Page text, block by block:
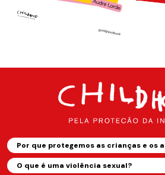
Por que protegemos as crianças e os
O que é uma violência sexual?